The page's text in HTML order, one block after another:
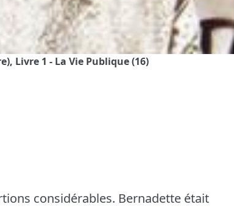
Livre 1 - La Vie Publique (16)
considérables. Bernadette était